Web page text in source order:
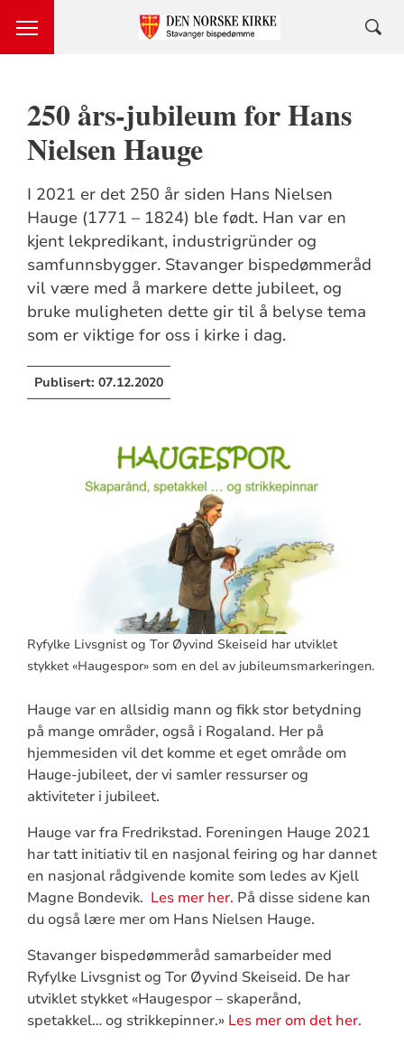
250 års-jubileum for Hans
Nielsen Hauge
I 2021 er det 250 år siden Hans Nielsen
Hauge (1771 – 1824) ble født. Han var en
kjent lekpredikant, industrigründer og
samfunnsbygger. Stavanger bispedømmeråd
vil være med å markere dette jubileet, og
bruke muligheten dette gir til å belyse tema
som er viktige for oss i kirke i dag.
Publisert: 07.12.2020
Ryfylke Livsgnist og Tor Øyvind Skeiseid har utviklet
stykket «Haugespor» som en del av jubileumsmarkeringen.
Hauge var en allsidig mann og fikk stor betydning
på mange områder, også i Rogaland. Her på
hjemmesiden vil det komme et eget område om
Hauge-jubileet, der vi samler ressurser og
aktiviteter i jubileet.
Hauge var fra Fredrikstad. Foreningen Hauge 2021
har tatt initiativ til en nasjonal feiring og har dannet
en nasjonal rådgivende komite som ledes av Kjell
Magne Bondevik. Les mer her. På disse sidene kan
du også lære mer om Hans Nielsen Hauge.
Stavanger bispedømmeråd samarbeider med
Ryfylke Livsgnist og Tor Øyvind Skeiseid. De har
utviklet stykket «Haugespor – skaperånd,
spetakkel… og strikkepinner.» Les mer om det her.